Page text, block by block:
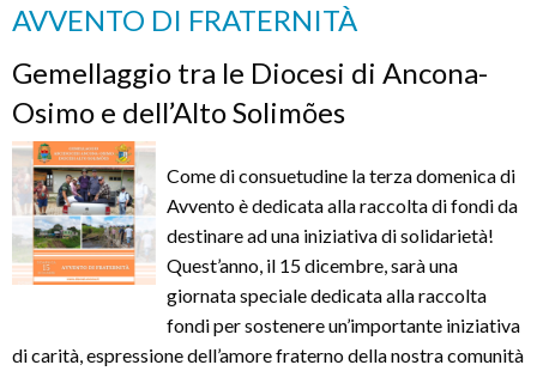
dell’Alto
AVVENTO DI FRATERNITÀ
Gemellaggio tra le Diocesi di Ancona-
Osimo e dell’Alto Solimões
Come di consuetudine la terza domenica di
Avvento è dedicata alla raccolta di fondi da
destinare ad una iniziativa di solidarietà!
Quest’anno, il 15 dicembre, sarà una
giornata speciale dedicata alla raccolta
fondi per sostenere un’importante iniziativa
di carità, espressione dell’amore fraterno della nostra comunità